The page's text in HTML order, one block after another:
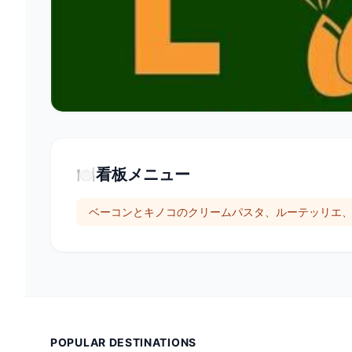
🍽️看板メニュー
ベーコンとキノコのクリームパスタ、ルーテッリエ
POPULAR DESTINATIONS